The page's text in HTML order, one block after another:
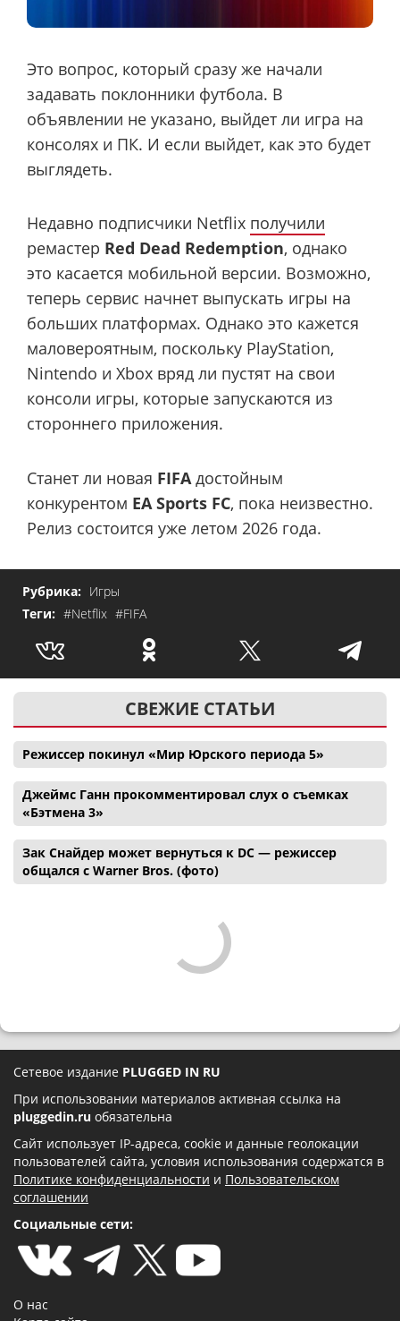
Это вопрос, который сразу же начали
задавать поклонники футбола. В
объявлении не указано, выйдет ли игра на
консолях и ПК. И если выйдет, как это будет
выглядеть.
Недавно подписчики Netflix получили
ремастер Red Dead Redemption, однако
это касается мобильной версии. Возможно,
теперь сервис начнет выпускать игры на
больших платформах. Однако это кажется
маловероятным, поскольку PlayStation,
Nintendo и Xbox вряд ли пустят на свои
консоли игры, которые запускаются из
стороннего приложения.
Станет ли новая FIFA достойным
конкурентом EA Sports FC, пока неизвестно.
Релиз состоится уже летом 2026 года.
Рубрика: Игры
Теги: #Netflix #FIFA
СВЕЖИЕ СТАТЬИ
Режиссер покинул «Мир Юрского периода 5»
Джеймс Ганн прокомментировал слух о съемках
«Бэтмена 3»
Зак Снайдер может вернуться к DC — режиссер
общался с Warner Bros. (фото)
Сетевое издание PLUGGED IN RU
При использовании материалов активная ссылка на
pluggedin.ru обязательна
Сайт использует IP-адреса, cookie и данные геолокации
пользователей сайта, условия использования содержатся в
Политике конфиденциальности и Пользовательском
соглашении
Социальные сети:
О нас